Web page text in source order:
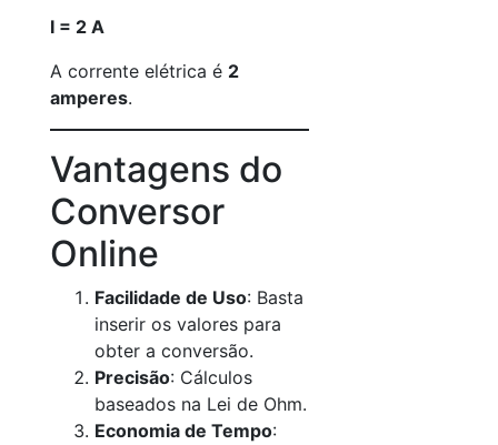
I = 2 A
A corrente elétrica é 2
amperes.
Vantagens do
Conversor
Online
Facilidade de Uso: Basta
inserir os valores para
obter a conversão.
Precisão: Cálculos
baseados na Lei de Ohm.
Economia de Tempo: